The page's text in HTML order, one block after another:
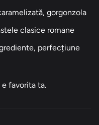
gorgonzola
clasice romane
perfecțiune
favorita ta.